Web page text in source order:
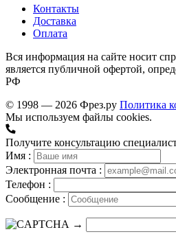
Контакты
Доставка
Оплата
Вся информация на сайте носит
является публичной офертой,
РФ
© 1998 — 2026 Фрез.ру Политика
Мы используем файлы cookies.
Получите консультацию
Имя :
Электронная почта :
Телефон :
Сообщение :
→